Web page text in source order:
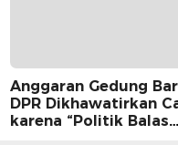
Anggaran Gedung
DPR Dikhawatirkan
karena “Politik Balas